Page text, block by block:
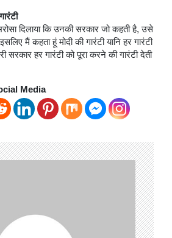
दिलाया कि उनकी सरकार जो कहती है, उसे
मैं कहता हूं मोदी की गारंटी यानि हर गारंटी
सरकार हर गारंटी को पूरा करने की गारंटी देती
Media